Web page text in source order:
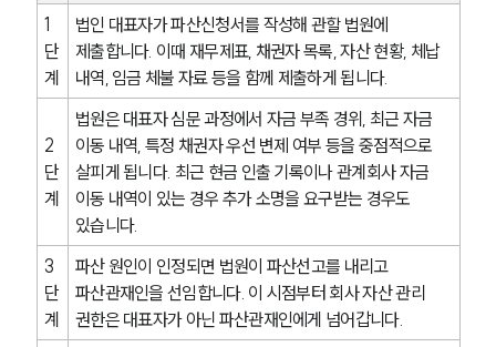
1
단
계
법인 대표자가 파산신청서를 작성해 관할 법원에
제출합니다. 이때 재무제표, 채권자 목록, 자산 현황, 체납
내역, 임금 체불 자료 등을 함께 제출하게 됩니다.
2
단
계
법원은 대표자 심문 과정에서 자금 부족 경위, 최근 자금
이동 내역, 특정 채권자 우선 변제 여부 등을 중점적으로
살피게 됩니다. 최근 현금 인출 기록이나 관계회사 자금
이동 내역이 있는 경우 추가 소명을 요구받는 경우도
있습니다.
3
단
계
파산 원인이 인정되면 법원이 파산선고를 내리고
파산관재인을 선임합니다. 이 시점부터 회사 자산 관리
권한은 대표자가 아닌 파산관재인에게 넘어갑니다.